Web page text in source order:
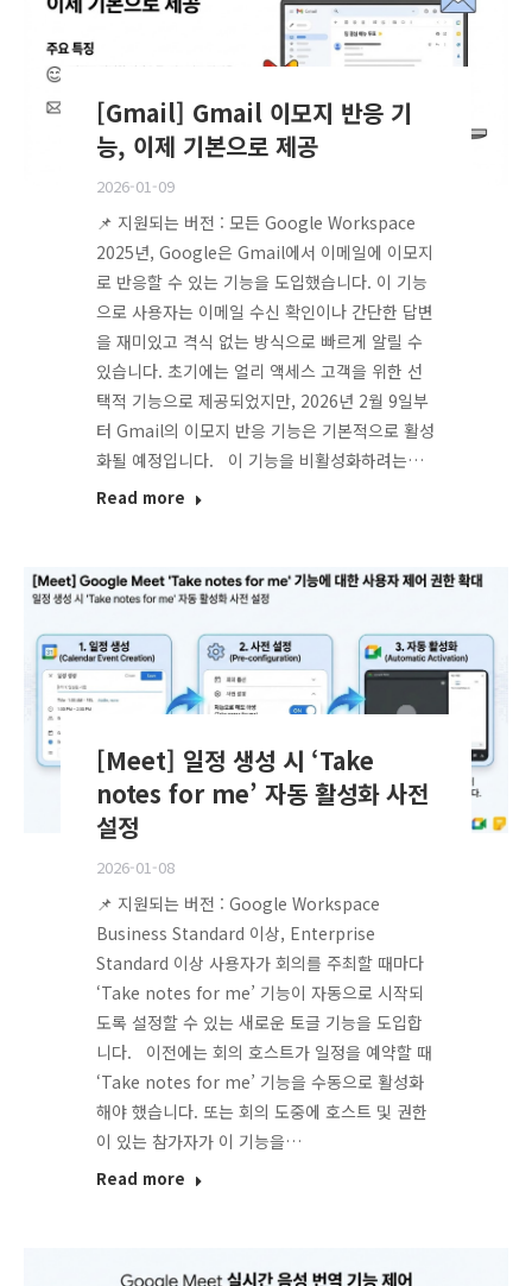
[Gmail] Gmail 이모지 반응 기
능, 이제 기본으로 제공
2026-01-09
📌 지원되는 버전 : 모든 Google Workspace
2025년, Google은 Gmail에서 이메일에 이모지
로 반응할 수 있는 기능을 도입했습니다. 이 기능
으로 사용자는 이메일 수신 확인이나 간단한 답변
을 재미있고 격식 없는 방식으로 빠르게 알릴 수
있습니다. 초기에는 얼리 액세스 고객을 위한 선
택적 기능으로 제공되었지만, 2026년 2월 9일부
터 Gmail의 이모지 반응 기능은 기본적으로 활성
화될 예정입니다. 이 기능을 비활성화하려는…
Read more
[Meet] 일정 생성 시 ‘Take
notes for me’ 자동 활성화 사전
설정
2026-01-08
📌 지원되는 버전 : Google Workspace
Business Standard 이상, Enterprise
Standard 이상 사용자가 회의를 주최할 때마다
‘Take notes for me’ 기능이 자동으로 시작되
도록 설정할 수 있는 새로운 토글 기능을 도입합
니다. 이전에는 회의 호스트가 일정을 예약할 때
‘Take notes for me’ 기능을 수동으로 활성화
해야 했습니다. 또는 회의 도중에 호스트 및 권한
이 있는 참가자가 이 기능을…
Read more